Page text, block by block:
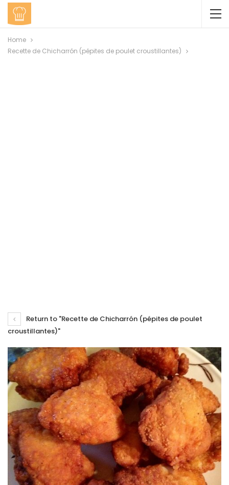
Home
Recette de Chicharrón (pépites de poulet croustillantes)
Return to "Recette de Chicharrón (pépites de poulet
croustillantes)"